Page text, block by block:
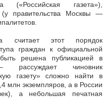
(«Российская газета»),
(у правительства Москвы —
считает этот порядок
граждан к официальной
решена публикацией в
чиновник
газету» сложно найти в
млн экземпляров, а в России
а небольшая печатная